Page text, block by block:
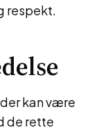
respekt.
kan være
de rette